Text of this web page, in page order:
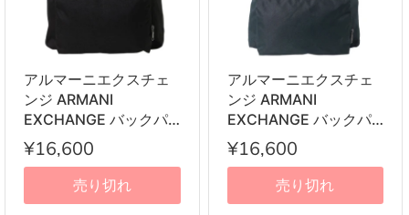
アルマーニエクスチェ
ンジ ARMANI
EXCHANGE バックパ
ック 952336 9A124
00020 リュックサック
ブラック
¥16,600
売り切れ
アルマーニエクスチェ
ンジ ARMANI
EXCHANGE バックパ
ック 952336 9A124
37735 リュックサック
ネイビー
¥16,600
売り切れ